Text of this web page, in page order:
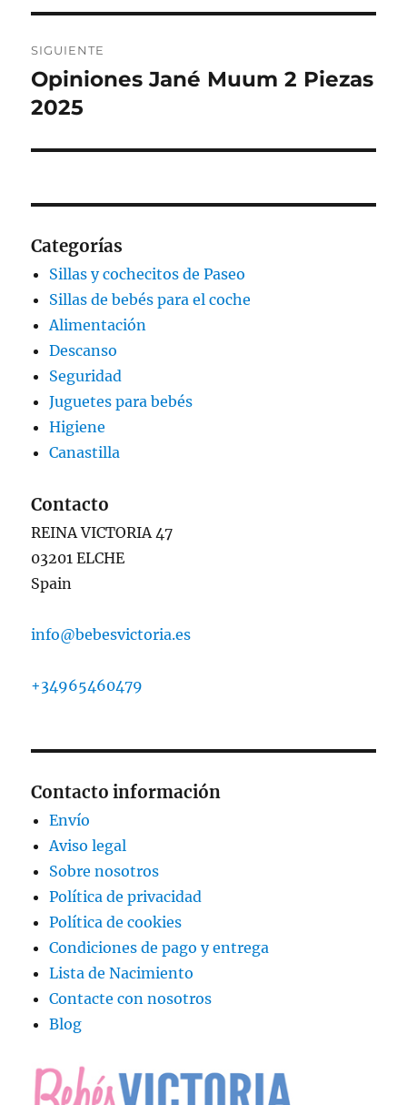
SIGUIENTE
Entrada
siguiente:
Opiniones Jané Muum 2 Piezas
2025
Categorías
Sillas y cochecitos de Paseo
Sillas de bebés para el coche
Alimentación
Descanso
Seguridad
Juguetes para bebés
Higiene
Canastilla
Contacto
REINA VICTORIA 47
03201 ELCHE
Spain
info@bebesvictoria.es
+34965460479
Contacto información
Envío
Aviso legal
Sobre nosotros
Política de privacidad
Política de cookies
Condiciones de pago y entrega
Lista de Nacimiento
Contacte con nosotros
Blog